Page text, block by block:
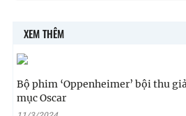
XEM THÊM
Bộ phim ‘Oppenheimer’ bội thu
mục Oscar